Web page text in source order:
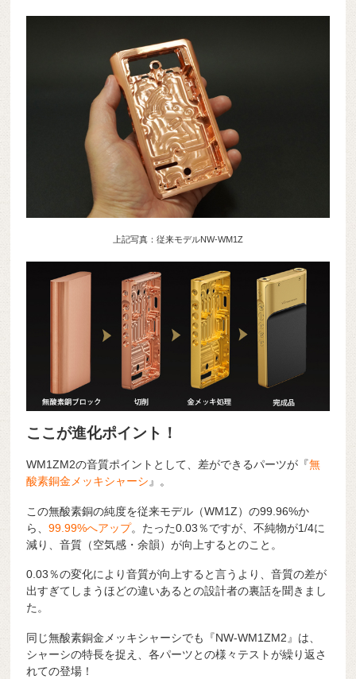
上記写真：従来モデルNW-WM1Z
ここが進化ポイント！
WM1ZM2の音質ポイントとして、差ができるパーツが『無
酸素銅金メッキシャーシ 』。
この無酸素銅の純度を従来モデル（WM1Z）の99.96%か
ら、99.99%へアップ。たった0.03％ですが、不純物が1/4に
減り、音質（空気感・余韻）が向上するとのこと。
0.03％の変化により音質が向上すると言うより、音質の差が
出すぎてしまうほどの違いあるとの設計者の裏話を聞きまし
た。
同じ無酸素銅金メッキシャーシでも『NW-WM1ZM2』は、
シャーシの特長を捉え、各パーツとの様々テストが繰り返さ
れての登場！